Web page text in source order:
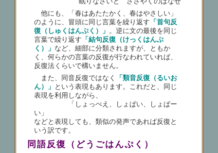
他にも、「春はあたたかく、春はやさしい」
のように、冒頭に同じ言葉を繰り返す 「首句反
復（しゅくはんぷく）」 。逆に文の最後を同じ
言葉で繰り返す 「結句反復（けっくはんぷ
く）」 など、細部に分類されますが、ともか
く、何らかの言葉の反復が行なわれていれば、
反復法くらいで構いません。
また、同音反復ではなく
「類音反復（るいお
ん）」 という表現もあります。これだと、同じ
表現を利用しながら、
「しょっぺえ、しょぱい、しょぱー
い」
などと表現しても、類似の発声であれば反復と
いう訳です。
同語反復（どうごはんぷく）